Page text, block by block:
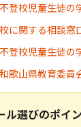
登校児童生徒の
に関する相談窓
登校児童生徒の
歌山県教育委員会
ル選びのポイ